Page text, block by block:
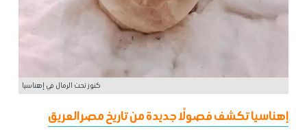
كنوز تحت الرمال في إهناسيا
إهناسيا تكشف فصولًا جديدة من تاريخ مصر العريق